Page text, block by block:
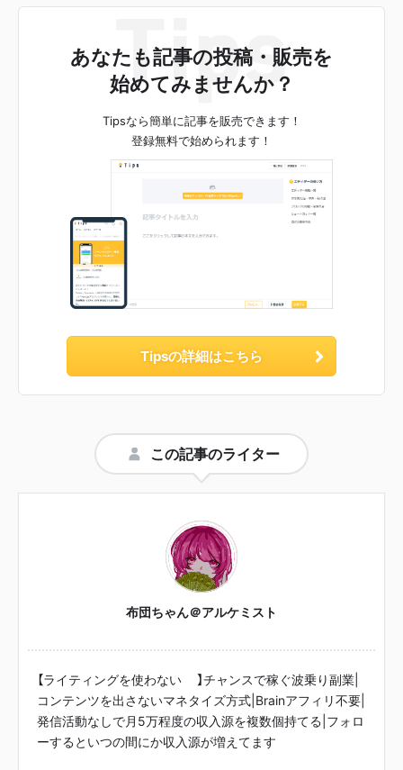
あなたも記事の投稿・販売を
始めてみませんか？
Tipsなら簡単に記事を販売できます！
登録無料で始められます！
Tipsの詳細はこちら
この記事のライター
布団ちゃん＠アルケミスト
【ライティングを使わない😈】チャンスで稼ぐ波乗り副業|
コンテンツを出さないマネタイズ方式|Brainアフィリ不要|
発信活動なしで月5万程度の収入源を複数個持てる|フォロ
ーするといつの間にか収入源が増えてます😏